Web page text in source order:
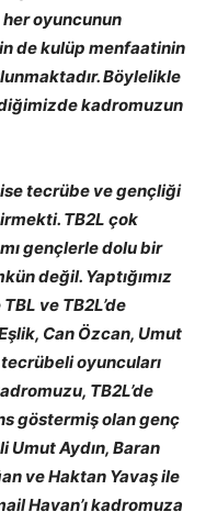
oyuncunun
de kulüp menfaatinin
Böylelikle
kadromuzun
tecrübe ve gençliği
TB2L çok
gençlerle dolu bir
değil. Yaptığımız
ve TB2L’de
Can Özcan, Umut
oyuncuları
TB2L’de
göstermiş olan genç
Umut Aydın, Baran
ve Haktan Yavaş ile
Havan’ı kadromuza